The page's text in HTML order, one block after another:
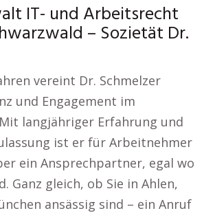
IT- und Arbeitsrecht
– Sozietät Dr.
vereint Dr. Schmelzer
und Engagement im
langjähriger Erfahrung und
ist er für Arbeitnehmer
ein Ansprechpartner, egal wo
Ganz gleich, ob Sie in Ahlen,
ansässig sind – ein Anruf